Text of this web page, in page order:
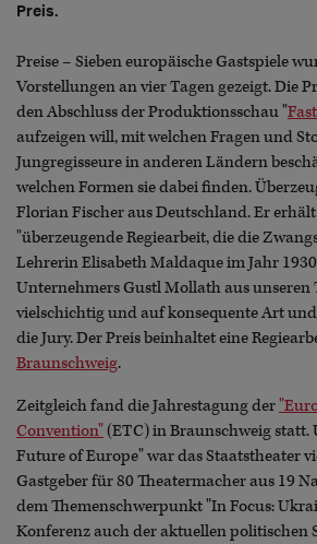
Preis.
Preise – Sieben europäische Gastspiele
Vorstellungen an vier Tagen gezeigt. Die
den Abschluss der Produktionsschau "
aufzeigen will, mit welchen Fragen und
Jungregisseure in anderen Ländern
welchen Formen sie dabei finden.
Florian Fischer aus Deutschland. Er
"überzeugende Regiearbeit, die die
Lehrerin Elisabeth Maldaque im Jahr
Unternehmers Gustl Mollath aus unseren
vielschichtig und auf konsequente Art
die Jury. Der Preis beinhaltet eine
Braunschweig.
Zeitgleich fand die Jahrestagung der
Convention"(ETC) in Braunschweig statt.
Future of Europe" war das Staatstheater
Gastgeber für 80 Theatermacher aus 19
dem Themenschwerpunkt "In Focus:
Konferenz auch der aktuellen politischen